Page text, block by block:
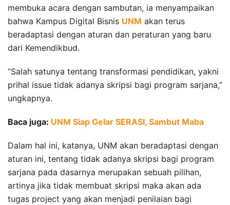
membuka acara dengan sambutan, ia menyampaikan
bahwa Kampus Digital Bisnis UNM akan terus
beradaptasi dengan aturan dan peraturan yang baru
dari Kemendikbud.
“Salah satunya tentang transformasi pendidikan, yakni
prihal issue tidak adanya skripsi bagi program sarjana,”
ungkapnya.
Baca juga: UNM Siap Gelar SERASI, Sambut Maba
Dalam hal ini, katanya, UNM akan beradaptasi dengan
aturan ini, tentang tidak adanya skripsi bagi program
sarjana pada dasarnya merupakan sebuah pilihan,
artinya jika tidak membuat skripsi maka akan ada
tugas project yang akan menjadi penilaian bagi